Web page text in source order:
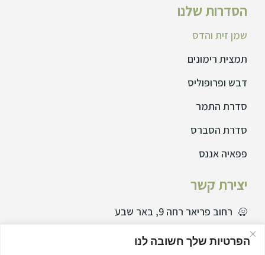
הפרטיות שלך חשובה לנו
יצירת קשר
רחוב פריאר רחה 9, באר שבע
077729995
הסדרות שלנו
שמן זית והדס
תמצית רימונים
דבש ופרופוליס
סדרת התמר
סדרת הסברס
פפאיה אננס